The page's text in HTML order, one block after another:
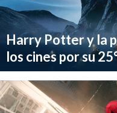
Harry Potter y la
los cines por su